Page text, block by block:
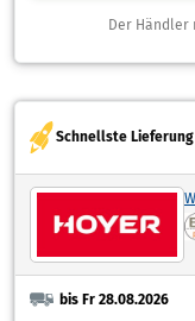
Der Händler
Schnellste Lieferung
bis Fr 28.08.2026